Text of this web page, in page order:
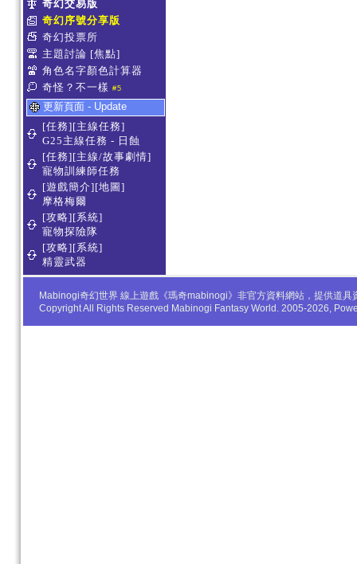
奇幻交易版
奇幻序號分享版
奇幻投票所
主題討論 [焦點]
角色名字顏色計算器
奇怪？不一樣 #5
更新頁面 - Update
[任務][主線任務]
G25主線任務 - 日蝕
[任務][主線/故事劇情]
寵物訓練師任務
[遊戲簡介][地圖]
摩格梅爾
[攻略][系統]
寵物探險隊
[攻略][系統]
精靈武器
Mabinogi奇幻世界 線上遊戲《瑪奇mabinogi》非官方資料網站，提供道
Copyright All Rights Reserved Mabinogi Fantasy World. 2005-2026,